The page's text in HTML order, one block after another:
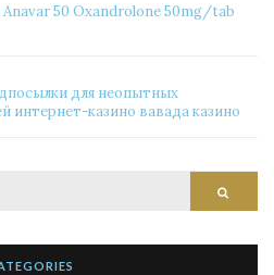
Anavar 50 Oxandrolone 50mg/tab
для неопытных
интернет-казино вавада казино